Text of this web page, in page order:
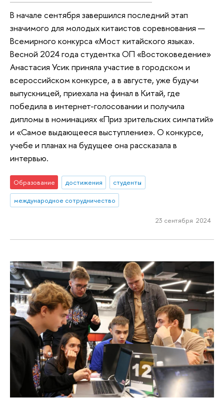
В начале сентября завершился последний этап
значимого для молодых китаистов соревнования —
Всемирного конкурса «Мост китайского языка».
Весной 2024 года студентка ОП «Востоковедение»
Анастасия Усик приняла участие в городском и
всероссийском конкурсе, а в августе, уже будучи
выпускницей, приехала на финал в Китай, где
победила в интернет-голосовании и получила
дипломы в номинациях «Приз зрительских симпатий»
и «Самое выдающееся выступление». О конкурсе,
учебе и планах на будущее она рассказала в
интервью.
Образование достижения
студенты
международное сотрудничество
23 сентября 2024